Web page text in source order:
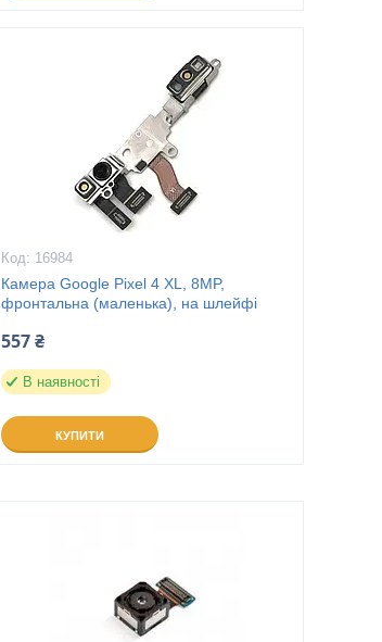
16984
Камера Google Pixel 4 XL, 8MP,
фронтальна (маленька), на шлейфі
557 ₴
В наявності
КУПИТИ